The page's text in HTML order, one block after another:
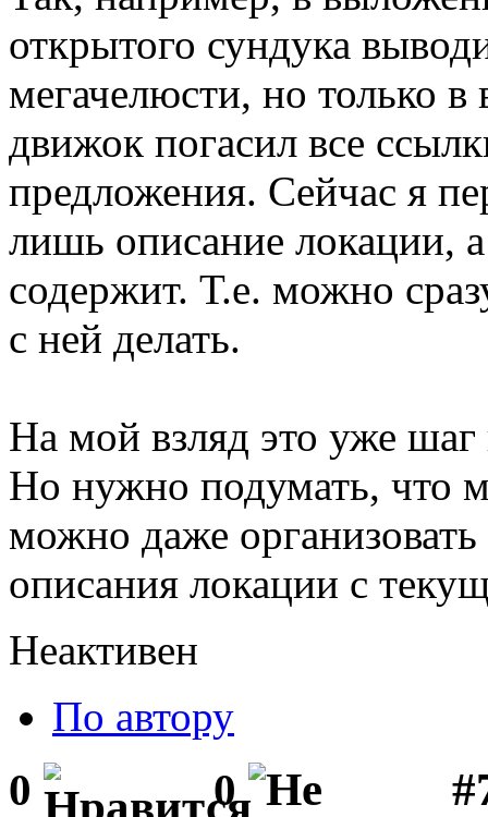
открытого сундука
мегачелюсти, но только в
движок погасил все
предложения. Сейчас я
лишь описание локации,
содержит. Т.е. можно
с ней делать.
На мой взляд это уже шаг
Но нужно подумать, что
можно даже
описания локации с
Неактивен
По автору
0 0